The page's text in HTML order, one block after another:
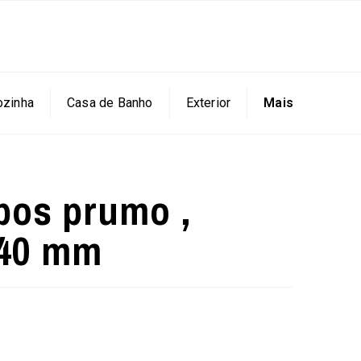
Casa de Banho Exterior Mais
prumo ,
mm